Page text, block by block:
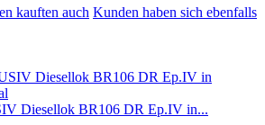
kauften auch Kunden haben sich ebenfalls
Diesellok BR106 DR Ep.IV in...